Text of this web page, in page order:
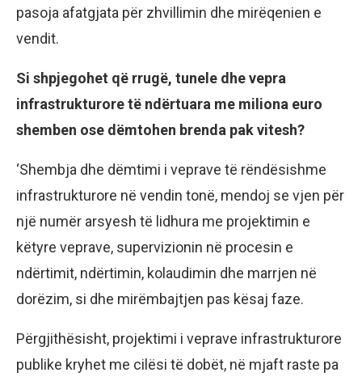
pasoja afatgjata për zhvillimin dhe mirëqenien e
vendit.
Si shpjegohet që rrugë, tunele dhe vepra
infrastrukturore të ndërtuara me miliona euro
shemben ose dëmtohen brenda pak vitesh?
‘Shembja dhe dëmtimi i veprave të rëndësishme
infrastrukturore në vendin tonë, mendoj se vjen për
një numër arsyesh të lidhura me projektimin e
këtyre veprave, supervizionin në procesin e
ndërtimit, ndërtimin, kolaudimin dhe marrjen në
dorëzim, si dhe mirëmbajtjen pas kësaj faze.
Përgjithësisht, projektimi i veprave infrastrukturore
publike kryhet me cilësi të dobët, në mjaft raste pa